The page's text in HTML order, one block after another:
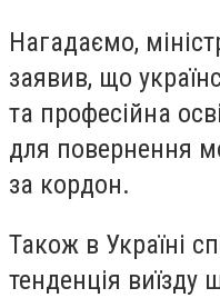
Нагадаємо,
заявив, що
та професійна
для повернення
за кордон.
Також в Україні
тенденція виїзду